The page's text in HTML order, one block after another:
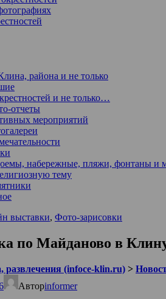
района и не только
и не только…
отчеты
мероприятий
набережные, пляжи, фонтаны и
тему
выставки, Фото-зарисовки
по Майданово в
развлечения (infoce-klin.ru) >
Авторinformer